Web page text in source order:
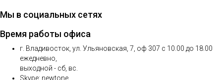
Мы в социальных сетях
Время работы офиса
г. Владивосток, ул. Ульяновская, 7, оф 307 с 10.00 до 18.00
ежедневно,
выходной - сб, вс.
Skype: newtone